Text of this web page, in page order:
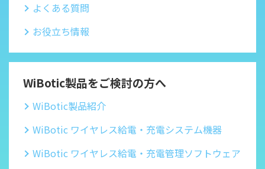
よくある質問
お役立ち情報
WiBotic製品をご検討の方へ
WiBotic製品紹介
WiBotic ワイヤレス給電・充電システム機器
WiBotic ワイヤレス給電・充電管理ソフトウェア